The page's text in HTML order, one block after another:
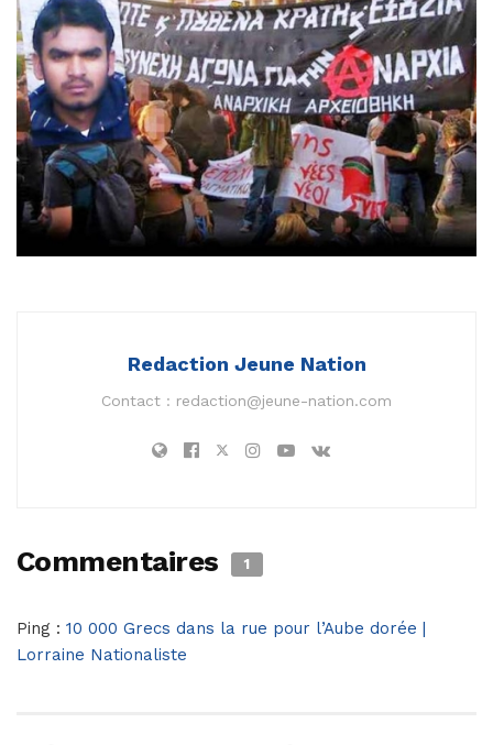
Redaction Jeune Nation
Contact : redaction@jeune-nation.com
Commentaires 1
Ping : 10 000 Grecs dans la rue pour l’Aube dorée |
Lorraine Nationaliste